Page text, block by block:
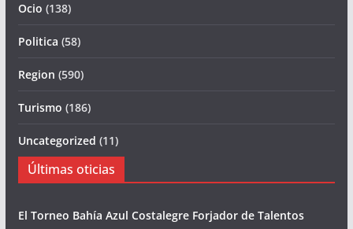
Ocio (138)
Politica (58)
Region (590)
Turismo (186)
Uncategorized (11)
Últimas oticias
El Torneo Bahía Azul Costalegre Forjador de Talentos